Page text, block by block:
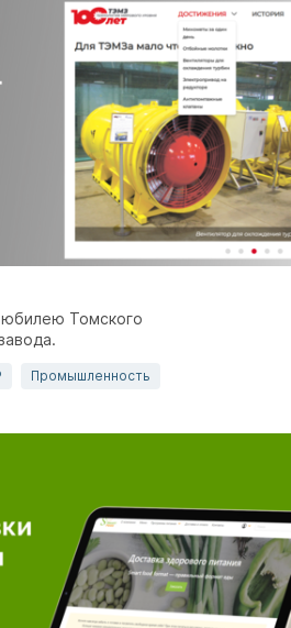
Томского
Промышленность